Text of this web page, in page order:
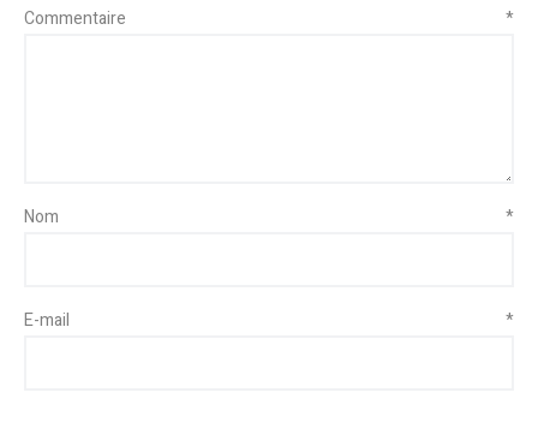
Commentaire *
Nom *
E-mail *